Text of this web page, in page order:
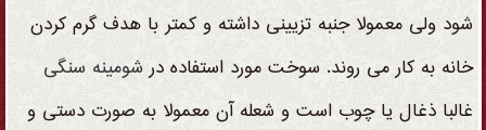
شود ولی معمولا جنبه تزیینی داشته و کمتر با هدف گرم کردن
خانه به کار می روند. سوخت مورد استفاده درشومینه سنگی
غالبا ذغال یا چوب است و شعله آن معمولا به صورت دستی و